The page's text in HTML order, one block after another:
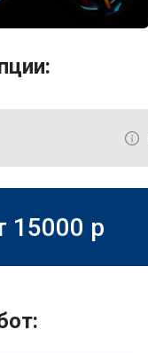
15000 p